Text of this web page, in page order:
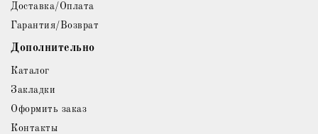
Доставка/Оплата
Гарантия/Возврат
Дополнительно
Каталог
Закладки
Оформить заказ
Контакты